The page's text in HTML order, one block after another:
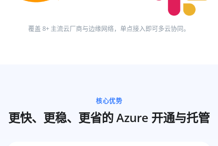
覆盖 8+ 主流云厂商与边缘网络，单点接入即可多云协同。
核心优势
更快、更稳、更省的 Azure 开通与托管